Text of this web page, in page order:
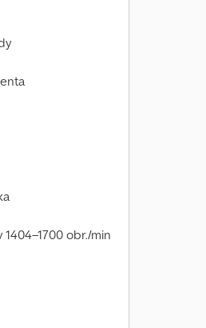
obr./min